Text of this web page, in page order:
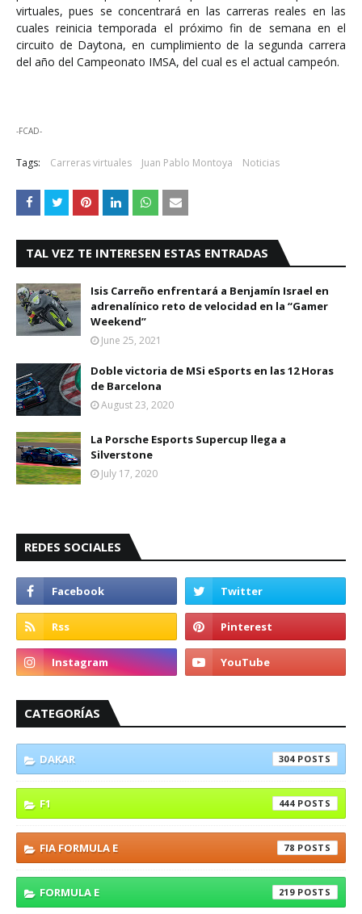
virtuales, pues se concentrará en las carreras reales en las
cuales reinicia temporada el próximo fin de semana en el
circuito de Daytona, en cumplimiento de la segunda carrera
del año del Campeonato IMSA, del cual es el actual campeón.
-FCAD-
Tags: Carreras virtuales Juan Pablo Montoya Noticias
TAL VEZ TE INTERESEN ESTAS ENTRADAS
Isis Carreño enfrentará a Benjamín Israel en
adrenalínico reto de velocidad en la “Gamer
Weekend”
June 25, 2021
Doble victoria de MSi eSports en las 12 Horas
de Barcelona
August 23, 2020
La Porsche Esports Supercup llega a
Silverstone
July 17, 2020
REDES SOCIALES
CATEGORÍAS
DAKAR 304
F1 444
FIA FORMULA E 78
FORMULA E 219